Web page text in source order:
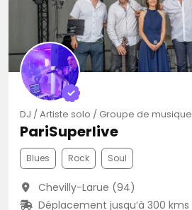
DJ / Artiste solo / Groupe de musique
PariSuperlive
Blues Rock Soul
Chevilly-Larue (94)
Déplacement jusqu’à 300 kms